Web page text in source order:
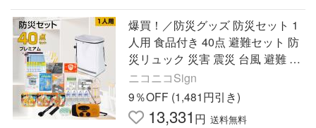
爆買！／防災グッズ 防災セット 1
人用 食品付き 40点 避難セット 防
災リュック 災害 震災 台風 避難 緊
急 非常用 保存食 保存水 寝袋 非常
用トイレ fz-pm01
ニコニコSign
9％OFF (1,481円引き)
13,331 円 送料無料